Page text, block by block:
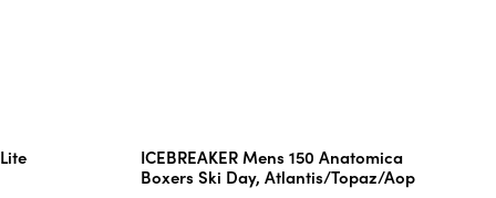
ICEBREAKER Mens 150 Anatomica
Boxers Ski Day, Atlantis/Topaz/Aop